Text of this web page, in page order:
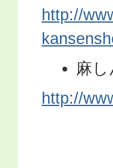
http://
麻
http://